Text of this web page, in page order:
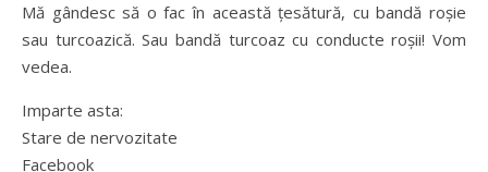
Mă gândesc să o fac în această țesătură, cu bandă roșie
sau turcoazică. Sau bandă turcoaz cu conducte roșii! Vom
vedea.
Imparte asta:
Stare de nervozitate
Facebook